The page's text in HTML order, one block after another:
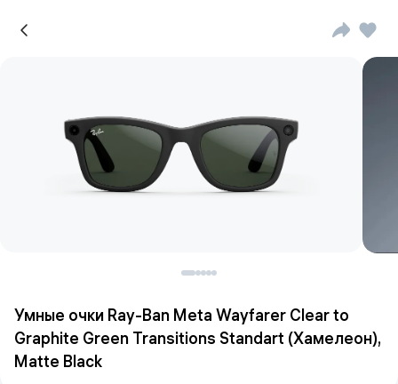
Умные очки Ray-Ban Meta Wayfarer Clear to
Graphite Green Transitions Standart (Хамелеон),
Matte Black